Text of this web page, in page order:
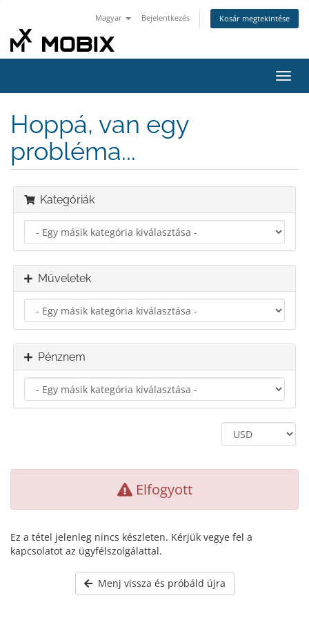
Magyar Bejelentkezés Kosár megtekintése
a
Hoppá, van egy
probléma...
Kategóriák
Műveletek
Pénznem
Elfogyott
Ez a tétel jelenleg nincs készleten. Kérjük vegye fel a
kapcsolatot az ügyfélszolgálattal.
Menj vissza és próbáld újra